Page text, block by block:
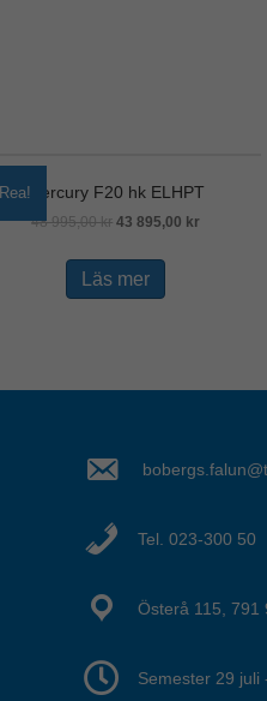
Rea!Mercury F20 hk ELHPT
48 995,00kr 43 895,00 kr
Läs mer
Tel. 023-300 50
Österå 115, 791
Semester 29 juli